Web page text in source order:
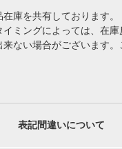
在庫を共有しております
ミングによっては、在
来ない場合がございます
表記間違いについて